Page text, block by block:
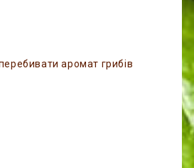
аромат грибів